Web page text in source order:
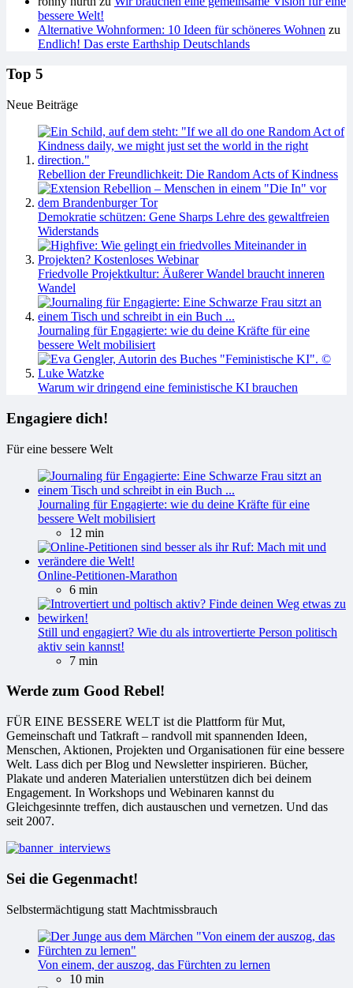
bessere Welt!
Alternative Wohnformen: 10 Ideen für schöneres Wohnen zu
Endlich! Das erste Earthship Deutschlands
Top 5
Neue Beiträge
Rebellion der Freundlichkeit: Die Random Acts of Kindness
Demokratie schützen: Gene Sharps Lehre des gewaltfreien
Widerstands
Friedvolle Projektkultur: Äußerer Wandel braucht inneren
Wandel
Journaling für Engagierte: wie du deine Kräfte für eine
bessere Welt mobilisiert
Warum wir dringend eine feministische KI brauchen
Engagiere dich!
Für eine bessere Welt
Journaling für Engagierte: wie du deine Kräfte für eine
bessere Welt mobilisiert
12 min
Online-Petitionen-Marathon
6 min
Still und engagiert? Wie du als introvertierte Person politisch
aktiv sein kannst!
7 min
Werde zum Good Rebel!
FÜR EINE BESSERE WELT ist die Plattform für Mut,
Gemeinschaft und Tatkraft – randvoll mit spannenden Ideen,
Menschen, Aktionen, Projekten und Organisationen für eine bessere
Welt. Lass dich per Blog und Newsletter inspirieren. Bücher,
Plakate und anderen Materialien unterstützen dich bei deinem
Engagement. In Workshops und Webinaren kannst du
Gleichgesinnte treffen, dich austauschen und vernetzen. Und das
seit 2007.
Sei die Gegenmacht!
Selbstermächtigung statt Machtmissbrauch
Von einem, der auszog, das Fürchten zu lernen
10 min